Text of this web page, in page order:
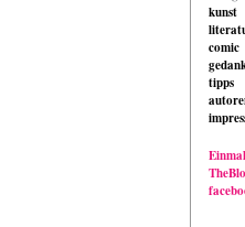
kunst
comic
tipps